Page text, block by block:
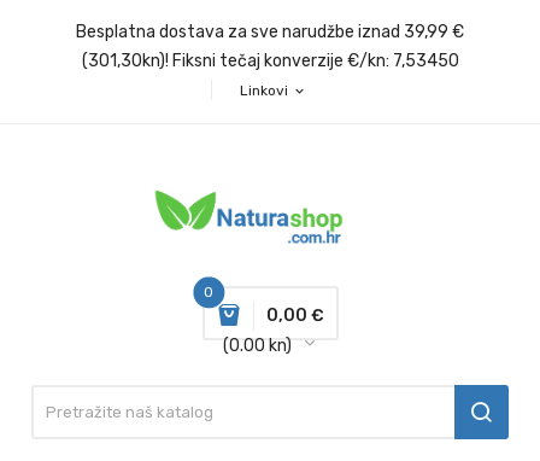
Besplatna dostava za sve narudžbe iznad 39,99 €
(301,30kn)! Fiksni tečaj konverzije €/kn: 7,53450
Linkovi expand_more
0
0,00 €
(0.00 kn)